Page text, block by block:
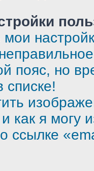
пояс, но
списке!
как я могу
ссылке